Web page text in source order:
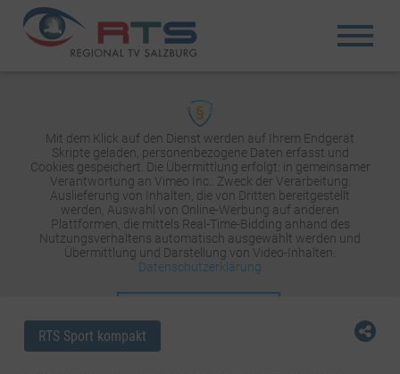
Mit dem Klick auf den Dienst werden auf Ihrem Endgerät
Skripte geladen, personenbezogene Daten erfasst und
Cookies gespeichert. Die Übermittlung erfolgt: in gemeinsamer
Verantwortung an Vimeo Inc.. Zweck der Verarbeitung:
Auslieferung von Inhalten, die von Dritten bereitgestellt
werden, Auswahl von Online-Werbung auf anderen
Plattformen, die mittels Real-Time-Bidding anhand des
Nutzungsverhaltens automatisch ausgewählt werden und
Übermittlung und Darstellung von Video-Inhalten.
Datenschutzerklärung
RTS Sport kompakt